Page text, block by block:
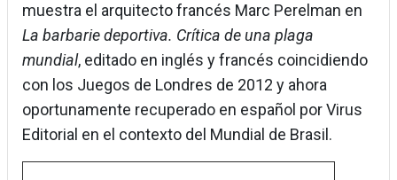
muestra el arquitecto francés Marc Perelman en
La barbarie deportiva. Crítica de una plaga
mundial, editado en inglés y francés coincidiendo
con los Juegos de Londres de 2012 y ahora
oportunamente recuperado en español por Virus
Editorial en el contexto del Mundial de Brasil.